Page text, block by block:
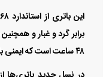
برابر گرد و غبار و
۴۸ ساعت است که ایمنی بالای این باتری را نشان می‌دهد.